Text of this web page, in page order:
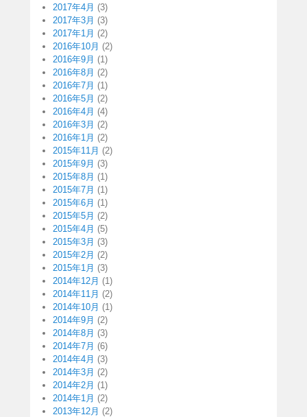
2017年4月 (3)
2017年3月 (3)
2017年1月 (2)
2016年10月 (2)
2016年9月 (1)
2016年8月 (2)
2016年7月 (1)
2016年5月 (2)
2016年4月 (4)
2016年3月 (2)
2016年1月 (2)
2015年11月 (2)
2015年9月 (3)
2015年8月 (1)
2015年7月 (1)
2015年6月 (1)
2015年5月 (2)
2015年4月 (5)
2015年3月 (3)
2015年2月 (2)
2015年1月 (3)
2014年12月 (1)
2014年11月 (2)
2014年10月 (1)
2014年9月 (2)
2014年8月 (3)
2014年7月 (6)
2014年4月 (3)
2014年3月 (2)
2014年2月 (1)
2014年1月 (2)
2013年12月 (2)